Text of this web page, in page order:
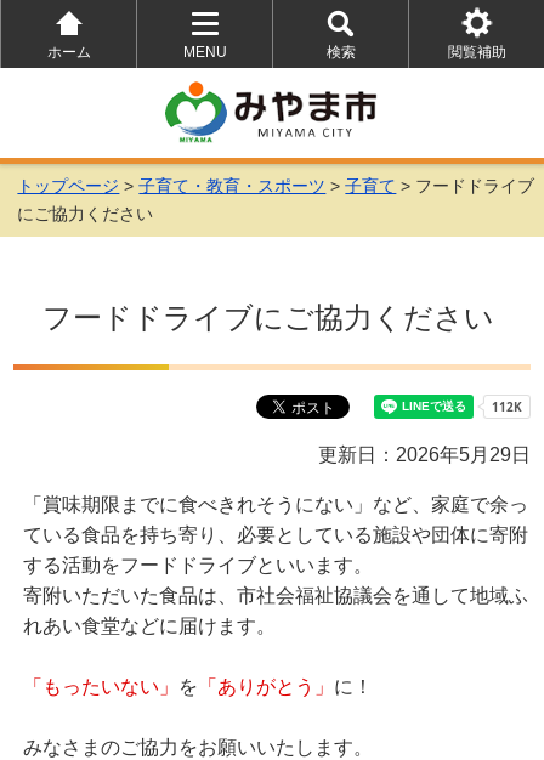
ホーム
MENU
を
開
く
検索
を
開
く
閲覧補助
を
トップページ >子育て・教育・スポーツ >子育て > フードドライブ
にご協力ください
フードドライブにご協力ください
更新日：2026年5月29日
「賞味期限までに食べきれそうにない」など、家庭で余っ
ている食品を持ち寄り、必要としている施設や団体に寄附
する活動をフードドライブといいます。
寄附いただいた食品は、市社会福祉協議会を通して地域ふ
れあい食堂などに届けます。
「もったいない」 を 「ありがとう」 に！
みなさまのご協力をお願いいたします。